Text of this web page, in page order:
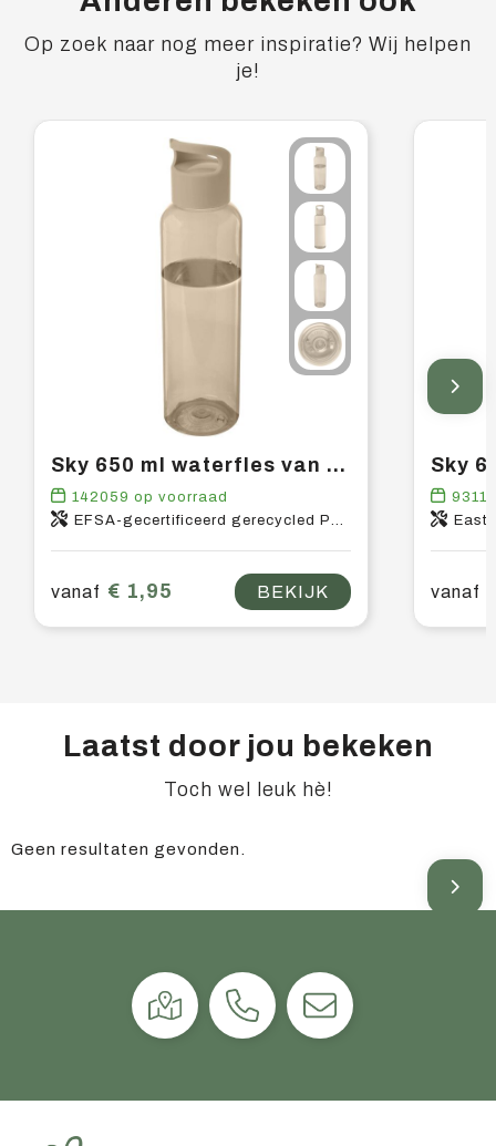
Op zoek naar nog meer inspiratie? Wij helpen
je!
Sky 650 ml waterfles van gerecycled plastic
142059 op voorraad
EFSA-gecertificeerd gerecycled PET-kunststof, PP-kunststof
vanaf € 1,95 BEKIJK
93113
vanaf
Laatst door jou bekeken
Toch wel leuk hè!
Geen resultaten gevonden.